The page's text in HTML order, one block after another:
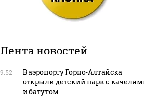
Лента новостей
9:52
В аэропорту Горно-Алтайска
открыли детский парк с
и батутом